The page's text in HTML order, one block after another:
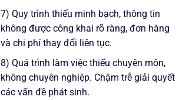
7) Quy trình thiếu minh bạch, thông tin
không được công khai rõ ràng, đơn hàng
và chi phí thay đổi liên tục.
8) Quá trình làm việc thiếu chuyên môn,
không chuyên nghiệp. Chậm trễ giải quyết
các vấn đề phát sinh.